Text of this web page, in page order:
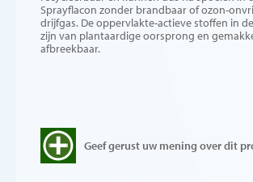
Sprayflacon zonder brandbaar of ozon-
drijfgas. De oppervlakte-actieve stoffen in
zijn van plantaardige oorsprong en
afbreekbaar.
Geef gerust uw mening over dit